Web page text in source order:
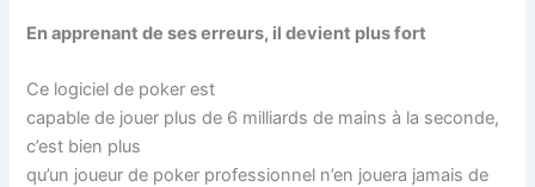
En apprenant de ses erreurs, il devient plus fort
Ce logiciel de poker est
capable de jouer plus de 6 milliards de mains à la seconde,
c’est bien plus
qu’un joueur de poker professionnel n’en jouera jamais de